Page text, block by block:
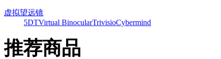
虚拟望远镜
5DTVirtual BinocularTrivisioCybermind
推荐商品